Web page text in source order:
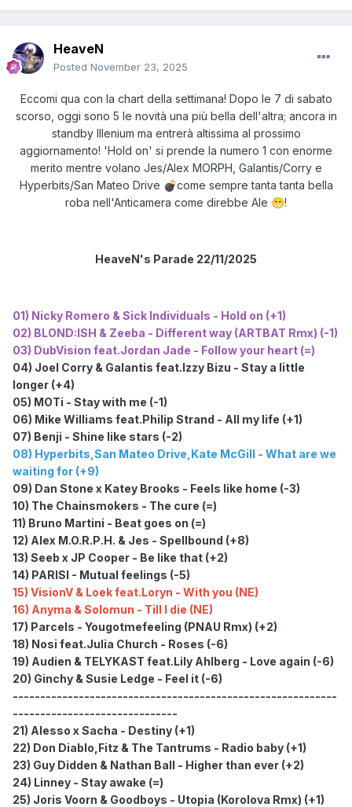
HeaveN
Posted November 23, 2025
Eccomi qua con la chart della settimana! Dopo le 7 di sabato
scorso, oggi sono 5 le novità una più bella dell'altra; ancora in
standby Illenium ma entrerà altissima al prossimo
aggiornamento! 'Hold on' si prende la numero 1 con enorme
merito mentre volano Jes/Alex MORPH, Galantis/Corry e
Hyperbits/San Mateo Drive 💣come sempre tanta tanta bella
roba nell'Anticamera come direbbe Ale 😁!
HeaveN's Parade 22/11/2025
01) Nicky Romero & Sick Individuals - Hold on (+1)
02) BLOND:ISH & Zeeba - Different way (ARTBAT Rmx) (-1)
03) DubVision feat.Jordan Jade - Follow your heart (=)
04) Joel Corry & Galantis feat.Izzy Bizu - Stay a little
longer (+4)
05) MOTi - Stay with me (-1)
06) Mike Williams feat.Philip Strand - All my life (+1)
07) Benji - Shine like stars (-2)
08) Hyperbits,San Mateo Drive,Kate McGill - What are we
waiting for (+9)
09) Dan Stone x Katey Brooks - Feels like home (-3)
10) The Chainsmokers - The cure (=)
11) Bruno Martini - Beat goes on (=)
12) Alex M.O.R.P.H. & Jes - Spellbound (+8)
13) Seeb x JP Cooper - Be like that (+2)
14) PARISI - Mutual feelings (-5)
15) VisionV & Loek feat.Loryn - With you (NE)
16) Anyma & Solomun - Till I die (NE)
17) Parcels - Yougotmefeeling (PNAU Rmx) (+2)
18) Nosi feat.Julia Church - Roses (-6)
19) Audien & TELYKAST feat.Lily Ahlberg - Love again (-6)
20) Ginchy & Susie Ledge - Feel it (-6)
-----------------------------------------------------------
------------------------------
21) Alesso x Sacha - Destiny (+1)
22) Don Diablo,Fitz & The Tantrums - Radio baby (+1)
23) Guy Didden & Nathan Ball - Higher than ever (+2)
24) Linney - Stay awake (=)
25) Joris Voorn & Goodboys - Utopia (Korolova Rmx) (+1)